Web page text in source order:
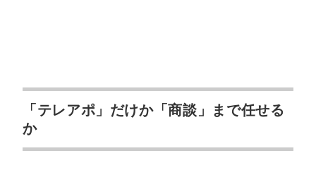
合同会社ドリームアップ｜プロのライティングで問い
株式会社セールスジャパン｜ベンチャー・中小企業の
「テレアポ」だけか「商談」まで任せる
か